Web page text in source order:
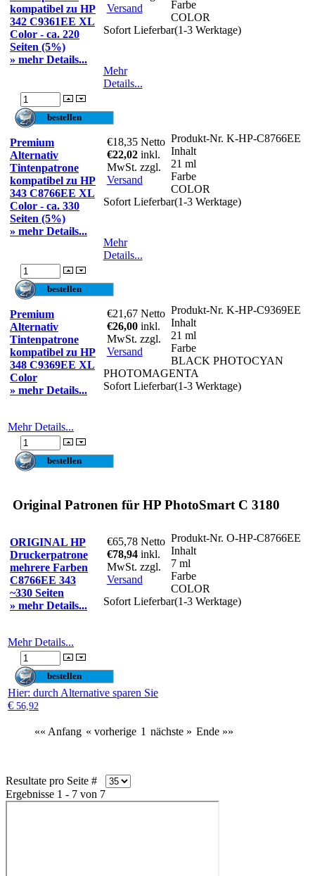
kompatibel zu HP
342 C9361EE XL
Color - ca. 220
Seiten (5%)
» mehr Details...
Versand
Farbe
COLOR
Sofort Lieferbar(1-3 Werktage)
Mehr
Details...
Premium
Alternativ
Tintenpatrone
kompatibel zu HP
343 C8766EE XL
Color - ca. 330
Seiten (5%)
» mehr Details...
€18,35 Netto
€22,02 inkl.
MwSt. zzgl.
Versand
Produkt-Nr. K-HP-C8766EE
Inhalt
21 ml
Farbe
COLOR
Sofort Lieferbar(1-3 Werktage)
Mehr
Details...
Premium
Alternativ
Tintenpatrone
kompatibel zu HP
348 C9369EE XL
Color
» mehr Details...
€21,67 Netto
€26,00 inkl.
MwSt. zzgl.
Versand
Produkt-Nr. K-HP-C9369EE
Inhalt
21 ml
Farbe
BLACK PHOTOCYAN
PHOTOMAGENTA
Sofort Lieferbar(1-3 Werktage)
Mehr Details...
Original Patronen für HP PhotoSmart C 3180
ORIGINAL HP
Druckerpatrone
mehrere Farben
C8766EE 343
~330 Seiten
» mehr Details...
€65,78 Netto
€78,94 inkl.
MwSt. zzgl.
Versand
Produkt-Nr. O-HP-C8766EE
Inhalt
7 ml
Farbe
COLOR
Sofort Lieferbar(1-3 Werktage)
Mehr Details...
Hier: durch Alternative sparen Sie
€ 56,92
«« Anfang « vorherige 1 nächste » Ende »»
Resultate pro Seite #
Ergebnisse 1 - 7 von 7